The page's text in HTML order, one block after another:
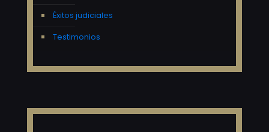
Éxitos judiciales
Testimonios